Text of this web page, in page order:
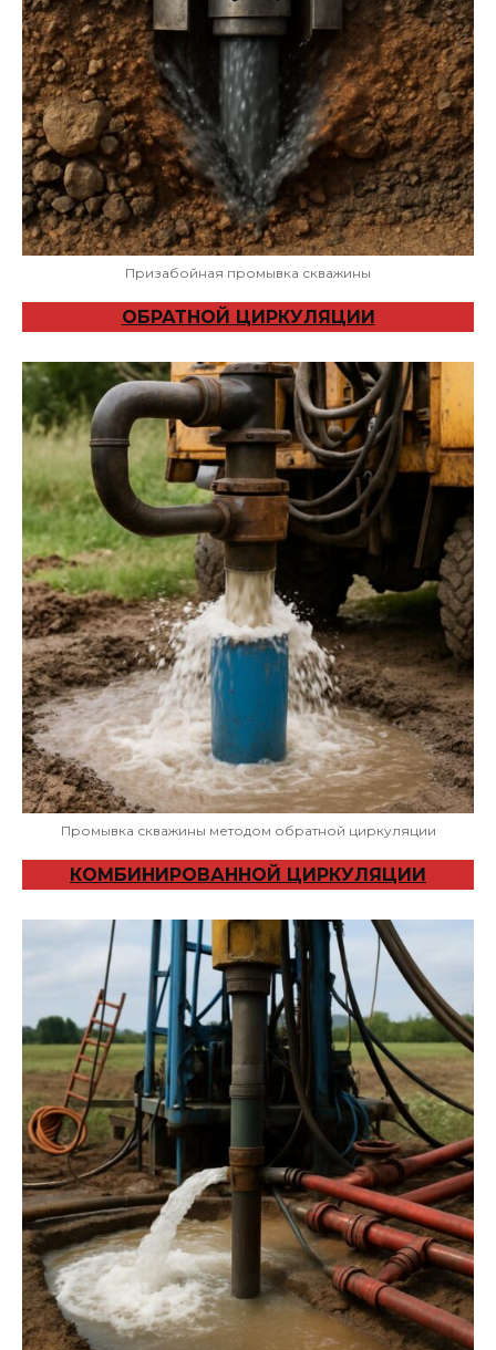
Призабойная промывка скважины
ОБРАТНОЙ ЦИРКУЛЯЦИИ
Промывка скважины методом обратной циркуляции
КОМБИНИРОВАННОЙ ЦИРКУЛЯЦИИ